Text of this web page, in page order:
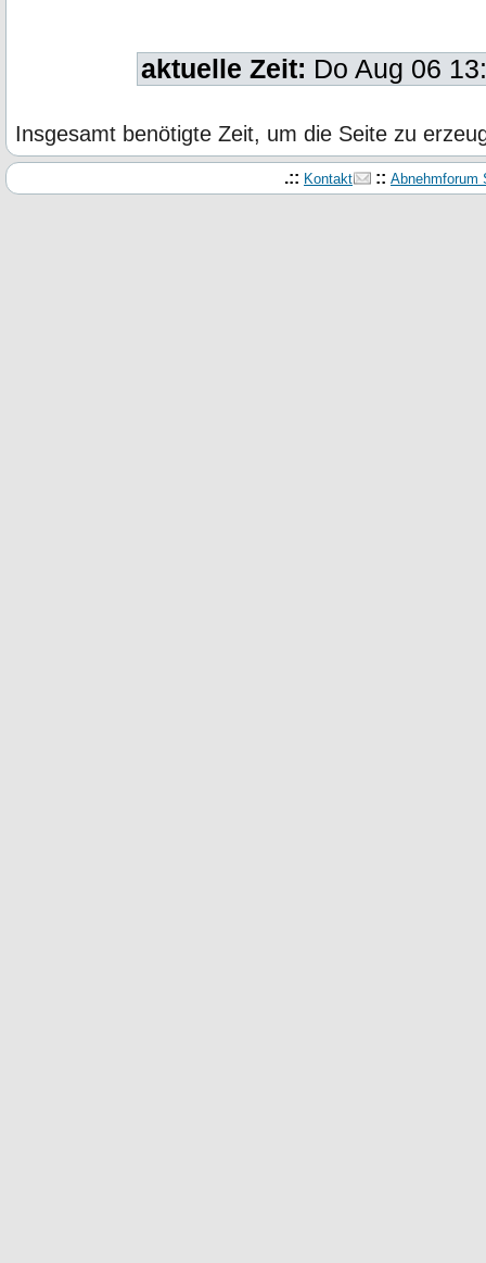
aktuelle Zeit: Do Aug 06
Insgesamt benötigte Zeit, um die Seite zu
.:: Kontakt :: Abnehmforum